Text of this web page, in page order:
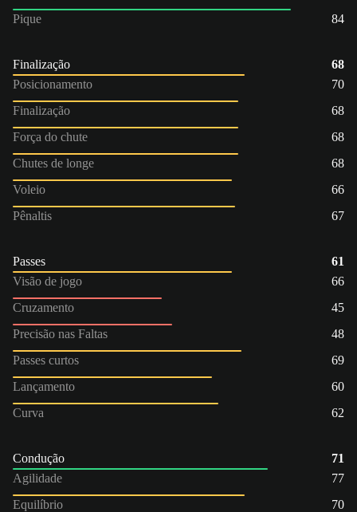
Pique
84
Finalização
68
Posicionamento
70
Finalização
68
Força do chute
68
Chutes de longe
68
Voleio
66
Pênaltis
67
Passes
61
Visão de jogo
66
Cruzamento
45
Precisão nas Faltas
48
Passes curtos
69
Lançamento
60
Curva
62
Condução
71
Agilidade
77
Equilíbrio
70